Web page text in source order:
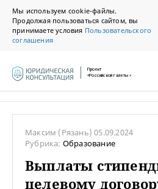
Мы используем cookie-файлы.
Продолжая пользоваться сайтом, вы
принимаете условия Пользовательского
соглашения
Проект
«Российской газеты»
Максим (Рязань)05.09.2024
Рубрика: Образование
Выплаты
целевому